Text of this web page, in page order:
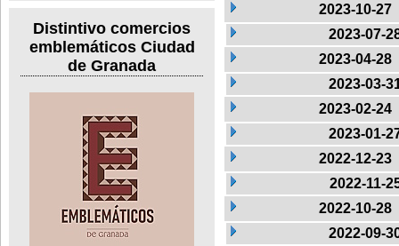
Distintivo comercios
emblemáticos Ciudad
de Granada
2023-10-27
2023-07-
2023-04-28
2023-03-
2023-02-24
2023-01-
2022-12-23
2022-11-
2022-10-28
2022-09-